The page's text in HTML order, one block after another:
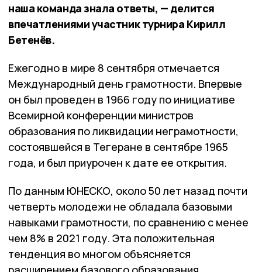
наша команда знала ответы, — делится
впечатлениями участник турнира Кирилл
Бетенёв.
Ежегодно в мире 8 сентября отмечается
Международный день грамотности. Впервые
он был проведен в 1966 году по инициативе
Всемирной конференции министров
образования по ликвидации неграмотности,
состоявшейся в Тегеране в сентябре 1965
года, и был приурочен к дате ее открытия.
По данным ЮНЕСКО, около 50 лет назад почти
четверть молодежи не обладала базовыми
навыками грамотности, по сравнению с менее
чем 8% в 2021 году. Эта положительная
тенденция во многом объясняется